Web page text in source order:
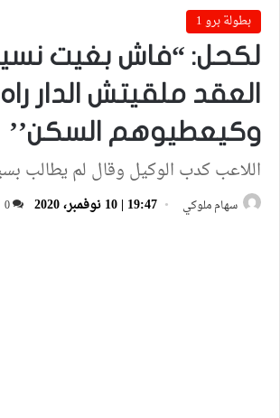
بطولة برو 1
لكحل: “فاش بغيت
العقد ملقيتش الدار
وكيعطيوهم السكن’’
اللاعب كدب الوكيل وقال لم يطالب
سهام ملوكي 19:47 | 10 نوفمبر، 2020 0